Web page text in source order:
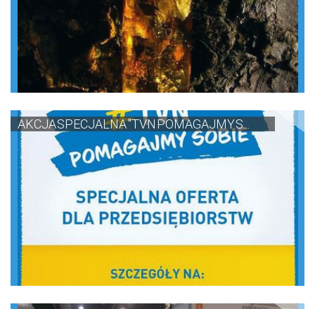
AKCJA SPECJALNA "TVN POMAGAJMY S...